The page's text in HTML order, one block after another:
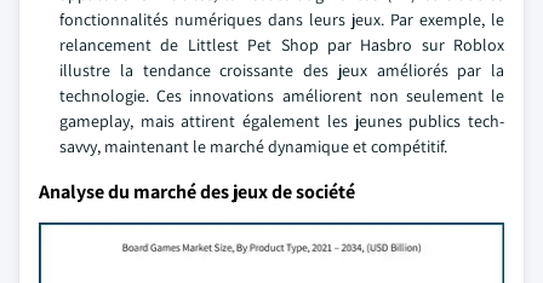
fonctionnalités numériques dans leurs jeux. Par exemple, le
relancement de Littlest Pet Shop par Hasbro sur Roblox
illustre la tendance croissante des jeux améliorés par la
technologie. Ces innovations améliorent non seulement le
gameplay, mais attirent également les jeunes publics tech-
savvy, maintenant le marché dynamique et compétitif.
Analyse du marché des jeux de société